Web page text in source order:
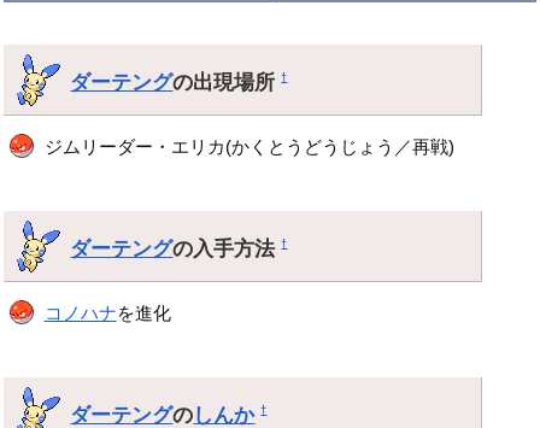
ダーテングの出現場所†
ジムリーダー・エリカ(かくとうどうじょう／再戦)
ダーテングの入手方法†
コノハナを進化
ダーテングのしんか †